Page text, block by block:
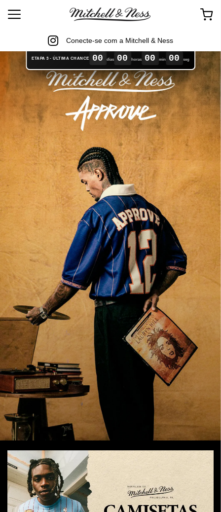
Conecte-se com a Mitchell & Ness
ETAPA 3 - ÚLTIMA CHANCE 00 dias 00 horas 00 min 00 seg